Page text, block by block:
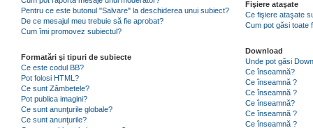
Pentru ce este butonul "Salvare" la deschiderea unui subiect?
De ce mesajul meu trebuie să fie aprobat?
Cum îmi promovez subiectul?
Formatări şi tipuri de subiecte
Ce este codul BB?
Pot folosi HTML?
Ce sunt Zâmbetele?
Pot publica imagini?
Ce sunt anunţurile globale?
Ce sunt anunţurile?
Fişiere ataşate
Ce fişiere ataşate
Cum pot găsi toate
Download
Unde pot găsi
Ce înseamnă?
Ce înseamnă ?
Ce înseamnă ?
Ce înseamnă?
Ce înseamnă ?
Ce înseamnă ?